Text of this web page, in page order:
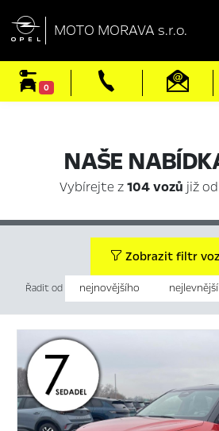
 MOTO MORAVA s.r.o.
0
NAŠE
Vybírejte z104 vozů již
Zobrazit filtr
Řadit od nejnovějšího